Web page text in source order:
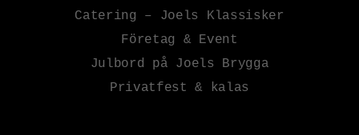
Catering – Joels Klassisker
Företag & Event
Julbord på Joels Brygga
Privatfest & kalas